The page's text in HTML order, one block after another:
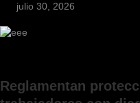
julio 30, 2026
Reglamentan